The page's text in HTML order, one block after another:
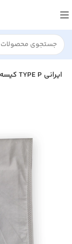
کیسه جاروبرقی بوش TYPE P ایرانی